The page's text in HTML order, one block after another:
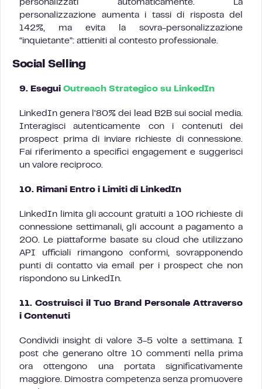
personalizzati automaticamente. La
personalizzazione aumenta i tassi di risposta del
142%, ma evita la sovra-personalizzazione
“inquietante”: attieniti al contesto professionale.
Social Selling
9. Esegui Outreach Strategico su LinkedIn
LinkedIn genera l’80% dei lead B2B sui social media.
Interagisci autenticamente con i contenuti dei
prospect prima di inviare richieste di connessione.
Fai riferimento a specifici engagement e suggerisci
un valore reciproco.
10. Rimani Entro i Limiti di LinkedIn
LinkedIn limita gli account gratuiti a 100 richieste di
connessione settimanali, gli account a pagamento a
200. Le piattaforme basate su cloud che utilizzano
API ufficiali rimangono conformi, sovrapponendo
punti di contatto via email per i prospect che non
rispondono su LinkedIn.
11. Costruisci il Tuo Brand Personale Attraverso
i Contenuti
Condividi insight di valore 3-5 volte a settimana. I
post che generano oltre 10 commenti nella prima
ora ottengono una portata significativamente
maggiore. Dimostra competenza senza promuovere